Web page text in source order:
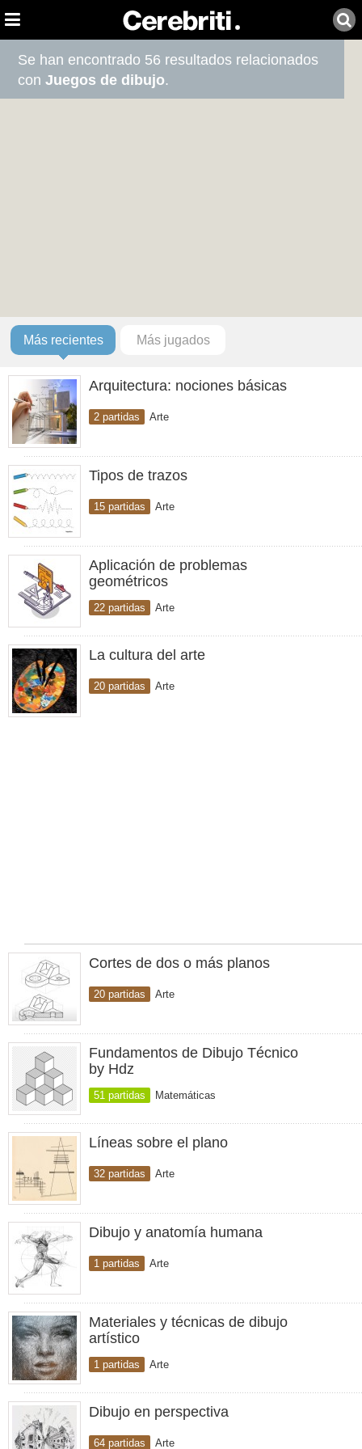
Se han encontrado 56 resultados relacionados
conJuegos de dibujo.
Más recientes Más jugados
Arquitectura: nociones básicas
2 partidas Arte
Tipos de trazos
15 partidas Arte
Aplicación de problemas
geométricos
22 partidas Arte
La cultura del arte
20 partidas Arte
Cortes de dos o más planos
20 partidas Arte
Fundamentos de Dibujo Técnico
by Hdz
51 partidas Matemáticas
Líneas sobre el plano
32 partidas Arte
Dibujo y anatomía humana
1 partidas Arte
Materiales y técnicas de dibujo
artístico
1 partidas Arte
Dibujo en perspectiva
64 partidas Arte